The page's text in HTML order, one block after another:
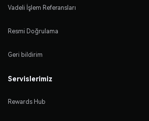
Vadeli İşlem Referansları
Resmi Doğrulama
Geri bildirim
Servislerimiz
Rewards Hub